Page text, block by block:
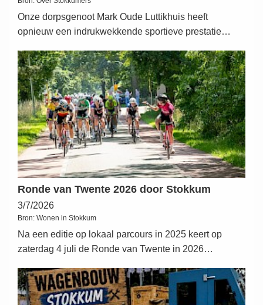
Onze dorpsgenoot Mark Oude Luttikhuis heeft
opnieuw een indrukwekkende sportieve prestatie…
Ronde van Twente 2026 door Stokkum
3/7/2026
Bron: Wonen in Stokkum
Na een editie op lokaal parcours in 2025 keert op
zaterdag 4 juli de Ronde van Twente in 2026…